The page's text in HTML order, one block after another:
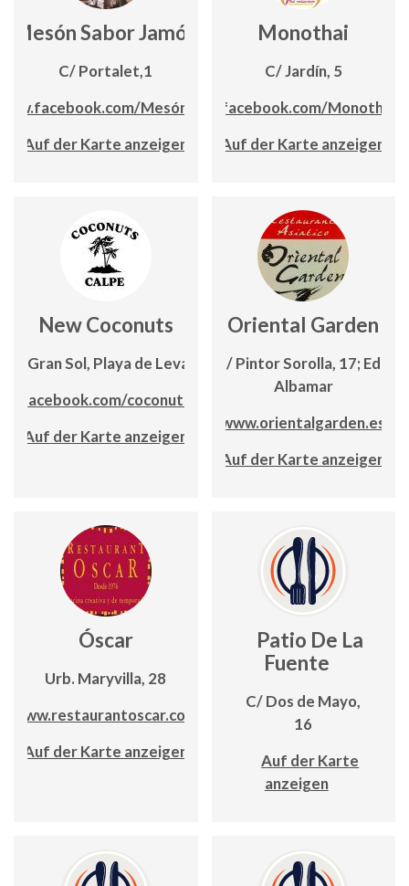
Mesón Sabor Jamón
C/ Portalet,1
Mesónsaborjamón
Auf der Karte anzeigen
Monothai
C/ Jardín, 5
www.facebook.com/
Auf der Karte anzeigen
New Coconuts
Gran Sol, Playa de Levante
coconutscalpe
Auf der Karte anzeigen
Oriental Garden
C/ Pintor Sorolla, 17; Edf.
Albamar
www.orientalgarden.es
Auf der Karte anzeigen
Óscar
Urb. Maryvilla, 28
www.restaurantoscar.com
Auf der Karte anzeigen
Patio De La
Fuente
C/ Dos de Mayo,
16
Auf der Karte
anzeigen